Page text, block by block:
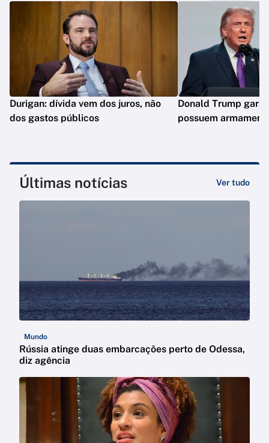
Durigan: dívida vem dos juros, não
dos gastos públicos
Donald Trump
possuem
Últimas notícias Ver tudo
Mundo
Rússia atinge duas embarcações perto de Odessa,
diz agência